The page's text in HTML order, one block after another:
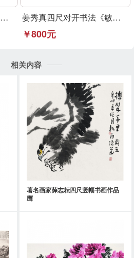
崔寒柏小行草书法小品《登鹳雀楼》可定制 姜秀真四尺对开书法《敏事慎言》行草书法作品
￥800元
相关内容
著名画家薛志耘四尺竖幅书画作品
鹰